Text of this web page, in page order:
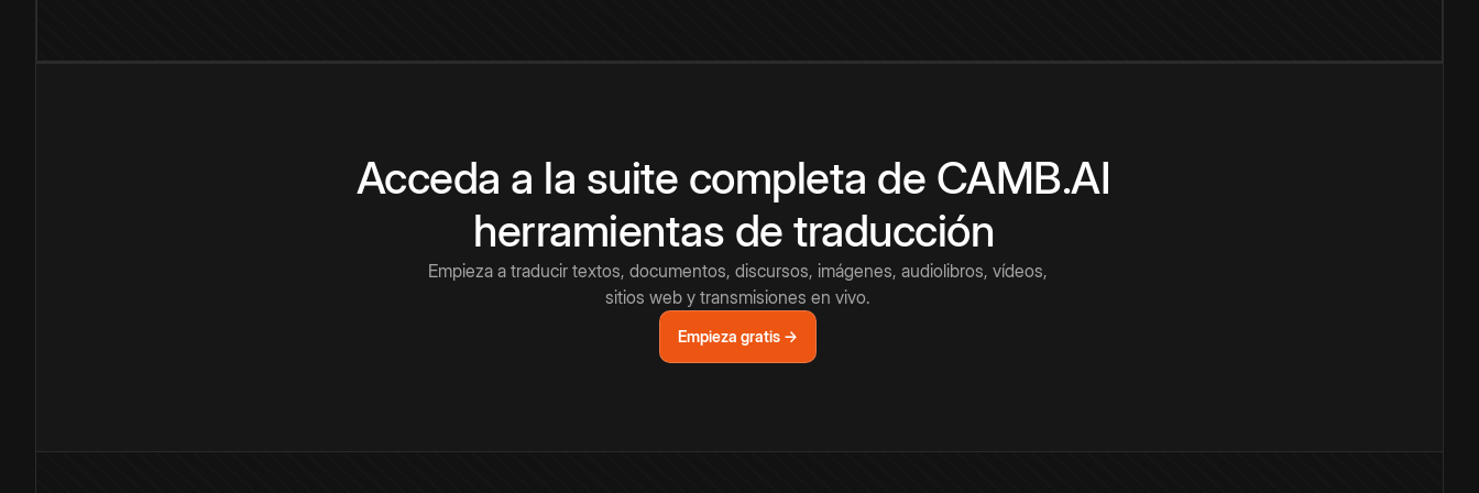
Acceda a la suite completa de CAMB.AI
herramientas de traducción
Empieza a traducir textos, documentos, discursos, imágenes, audiolibros, vídeos,
sitios web y transmisiones en vivo.
Empieza gratis →